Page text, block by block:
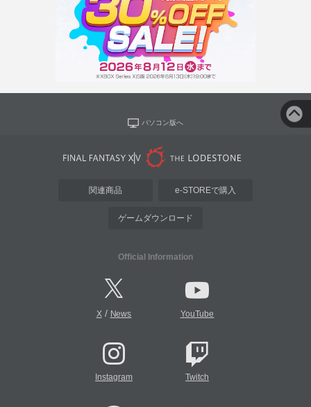
パソコン版へ
関連商品 e-STOREで購入
ゲームダウンロード
Official Information
X/ News YouTube
Instagram Twitch